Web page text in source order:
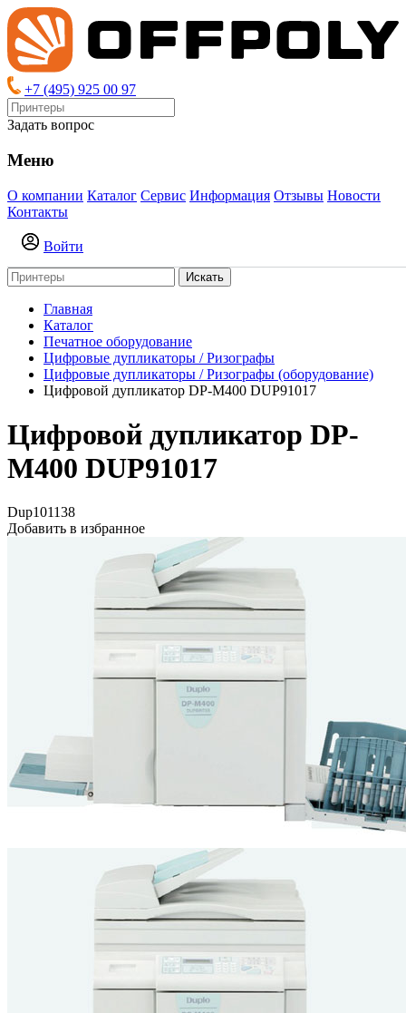
+7 (495) 925 00 97
Задать вопрос
Меню
О компании Каталог Сервис Информация Отзывы Новости
Контакты
Войти
Искать
Главная
Каталог
Печатное оборудование
Цифровые дупликаторы / Ризографы
Цифровые дупликаторы / Ризографы (оборудование)
Цифpовой дупликатоp DP-M400 DUP91017
Цифpовой дупликатоp DP-
M400 DUP91017
Dup101138
Добавить в избранное